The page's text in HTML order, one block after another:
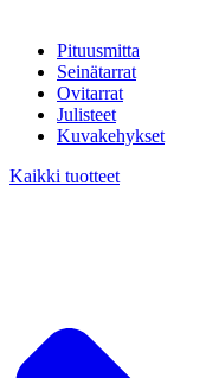
Pituusmitta
Seinätarrat
Ovitarrat
Julisteet
Kuvakehykset
Kaikki tuotteet